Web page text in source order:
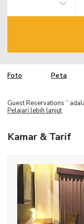
Foto Peta
Guest Reservations TM
Pelajari lebih lanjut
Kamar & Tarif